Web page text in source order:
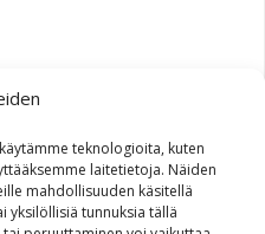
teknologioita, kuten
laitetietoja. Näiden
mahdollisuuden käsitellä
yksilöllisiä tunnuksia tällä